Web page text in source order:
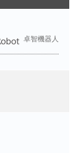
卓智機器人